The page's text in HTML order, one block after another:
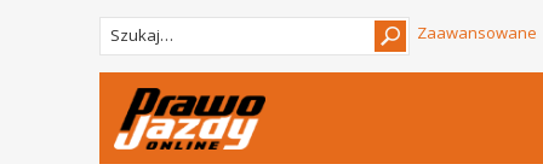
Zaawansowane